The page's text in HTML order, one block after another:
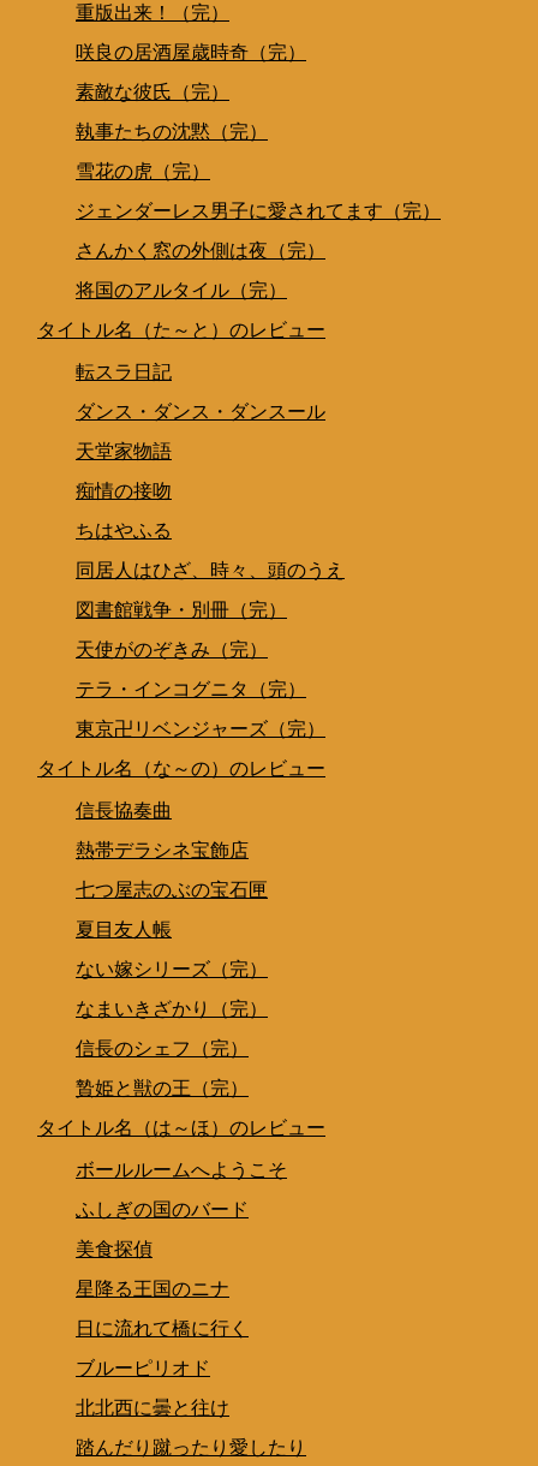
重版出来！（完）
咲良の居酒屋歳時奇（完）
素敵な彼氏（完）
執事たちの沈黙（完）
雪花の虎（完）
ジェンダーレス男子に愛されてます（完）
さんかく窓の外側は夜（完）
将国のアルタイル（完）
タイトル名（た～と）のレビュー
転スラ日記
ダンス・ダンス・ダンスール
天堂家物語
痴情の接吻
ちはやふる
同居人はひざ、時々、頭のうえ
図書館戦争・別冊（完）
天使がのぞきみ（完）
テラ・インコグニタ（完）
東京卍リベンジャーズ（完）
タイトル名（な～の）のレビュー
信長協奏曲
熱帯デラシネ宝飾店
七つ屋志のぶの宝石匣
夏目友人帳
ない嫁シリーズ（完）
なまいきざかり（完）
信長のシェフ（完）
贄姫と獣の王（完）
タイトル名（は～ほ）のレビュー
ボールルームへようこそ
ふしぎの国のバード
美食探偵
星降る王国のニナ
日に流れて橋に行く
ブルーピリオド
北北西に曇と往け
踏んだり蹴ったり愛したり